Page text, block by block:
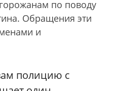
по поводу
Обращения эти
и
полицию с